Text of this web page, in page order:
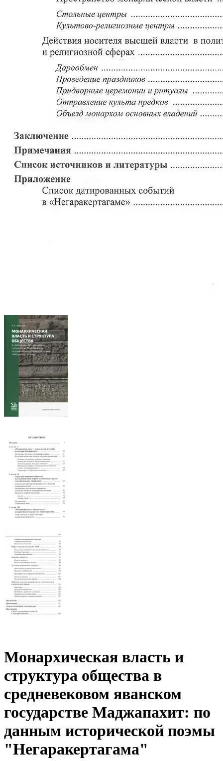
Монархическая власть и
структура общества в
средневековом яванском
государстве Маджапахит: по
данным исторической поэмы
"Негаракертагама"